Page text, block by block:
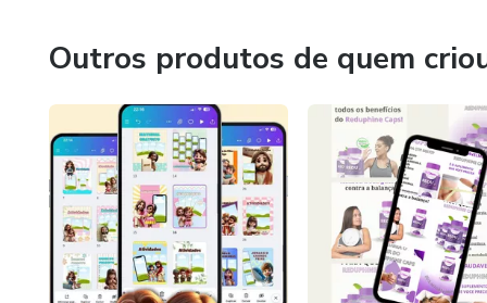
Outros produtos de quem